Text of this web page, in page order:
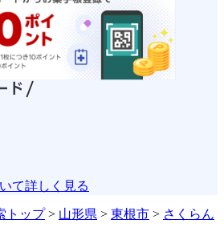
て詳しく見る
トップ> 山形県 > 東根市 > さくらん